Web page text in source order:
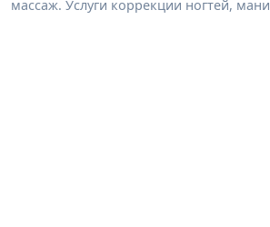
массаж. Услуги коррекции ногтей,